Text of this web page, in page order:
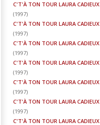
C'T'À TON TOUR LAURA CADIEUX
(1997)
C'T'À TON TOUR LAURA CADIEUX
(1997)
C'T'À TON TOUR LAURA CADIEUX
(1997)
C'T'À TON TOUR LAURA CADIEUX
(1997)
C'T'À TON TOUR LAURA CADIEUX
(1997)
C'T'À TON TOUR LAURA CADIEUX
(1997)
C'T'À TON TOUR LAURA CADIEUX